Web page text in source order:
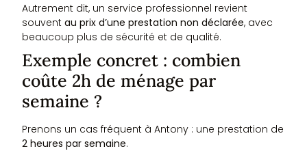
Autrement dit, un service professionnel revient
souventau prix d’une prestation non déclarée, avec
beaucoup plus de sécurité et de qualité.
Exemple concret : combien
coûte 2h de ménage par
semaine ?
Prenons un cas fréquent à Antony : une prestation de
2 heures par semaine.